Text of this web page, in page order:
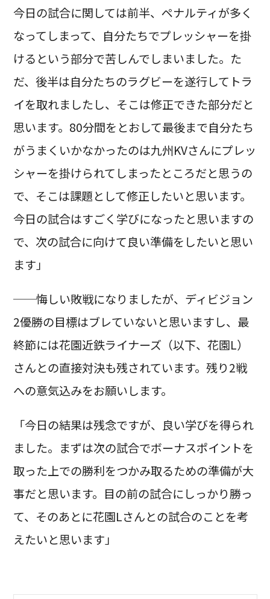
今日の試合に関しては前半、ペナルティが多く
なってしまって、自分たちでプレッシャーを掛
けるという部分で苦しんでしまいました。た
だ、後半は自分たちのラグビーを遂行してトラ
イを取れましたし、そこは修正できた部分だと
思います。80分間をとおして最後まで自分たち
がうまくいかなかったのは九州KVさんにプレッ
シャーを掛けられてしまったところだと思うの
で、そこは課題として修正したいと思います。
今日の試合はすごく学びになったと思いますの
で、次の試合に向けて良い準備をしたいと思い
ます」
──悔しい敗戦になりましたが、ディビジョン
2優勝の目標はブレていないと思いますし、最
終節には花園近鉄ライナーズ（以下、花園L）
さんとの直接対決も残されています。残り2戦
への意気込みをお願いします。
「今日の結果は残念ですが、良い学びを得られ
ました。まずは次の試合でボーナスポイントを
取った上での勝利をつかみ取るための準備が大
事だと思います。目の前の試合にしっかり勝っ
て、そのあとに花園Lさんとの試合のことを考
えたいと思います」